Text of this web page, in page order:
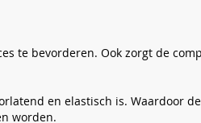
te bevorderen. Ook zorgt de
en elastisch is. Waardoor
worden.